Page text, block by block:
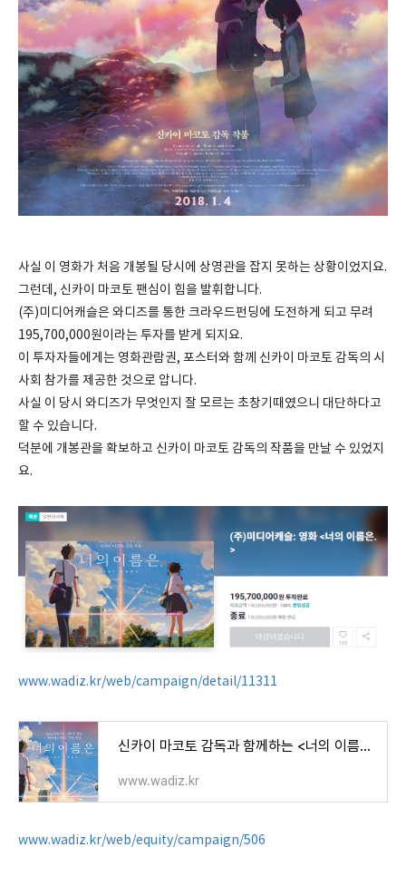
사실 이 영화가 처음 개봉될 당시에 상영관을 잡지 못하는 상황이었지요.
그런데, 신카이 마코토 팬심이 힘을 발휘합니다.
(주)미디어캐슬은 와디즈를 통한 크라우드펀딩에 도전하게 되고 무려
195,700,000원이라는 투자를 받게 되지요.
이 투자자들에게는 영화관람권, 포스터와 함께 신카이 마코토 감독의 시
사회 참가를 제공한 것으로 압니다.
사실 이 당시 와디즈가 무엇인지 잘 모르는 초창기때였으니 대단하다고
할 수 있습니다.
덕분에 개봉관을 확보하고 신카이 마코토 감독의 작품을 만날 수 있었지
요.
www.wadiz.kr/web/campaign/detail/11311
신카이 마코토 감독과 함께하는 <너의 이름은.> 특별 상영회
www.wadiz.kr
www.wadiz.kr/web/equity/campaign/506